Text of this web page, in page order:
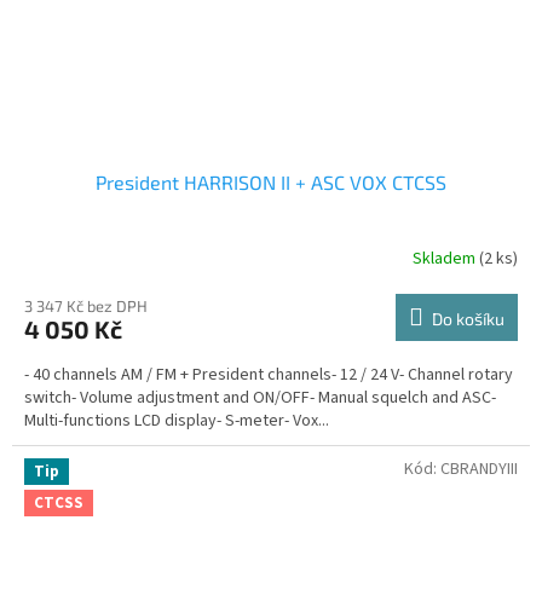
President HARRISON II + ASC VOX CTCSS
produktu
je
z
5
hvězdiček.
Skladem(2 ks)
3 347 Kč bez DPH
4 050 Kč Do košíku
- 40 channels AM / FM + President channels- 12 / 24 V- Channel rotary
switch- Volume adjustment and ON/OFF- Manual squelch and ASC-
Multi-functions LCD display- S-meter- Vox...
Tip
CTCSS
Kód: CBRANDYIII